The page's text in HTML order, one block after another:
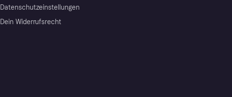
Datenschutzeinstellungen
Dein Widerrufsrecht